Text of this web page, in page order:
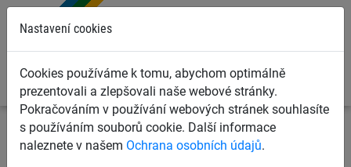
Nastavení cookies
Cookies používáme k tomu, abychom optimálně
prezentovali a zlepšovali naše webové stránky.
Pokračováním v používání webových stránek souhlasíte
s používáním souborů cookie. Další informace
naleznete v našem Ochrana osobních údajů.
Záchytné bezpečnostní sítě
Boční ochranné sítě na